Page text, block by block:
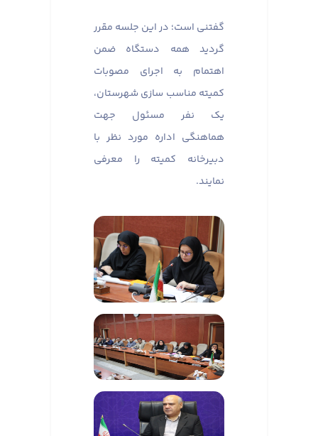
گفتنی است؛ در این جلسه مقرر
گردید همه دستگاه ضمن
اهتمام به اجرای مصوبات
کمیته مناسب سازی شهرستان،
یک نفر مسئول جهت
هماهنگی اداره مورد نظر با
دبیرخانه کمیته را معرفی
نمایند.